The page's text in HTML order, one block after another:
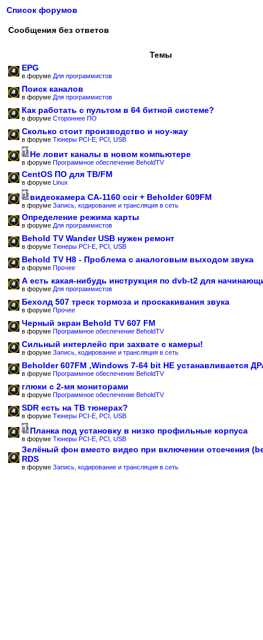
Список форумов
Сообщения без ответов
Темы
EPG
в форуме Для программистов
Поиск каналов
в форуме Для программистов
Как работать с пультом в 64 битной системе?
в форуме Стороннее ПО
Сколько стоит производство и ноу-жау
в форуме Тюнеры PCI-E, PCI, USB
Не ловит каналы в новом компьютере
в форуме Программное обеспечение BeholdTV
CentOS ПО для ТВ/FM
в форуме Linux
видеокамера CA-1160 ccir + Beholder 609FM
в форуме Запись, кодирование и трансляция в сеть
Определение режима карты
в форуме Для программистов
Behold TV Wander USB нужен ремонт
в форуме Тюнеры PCI-E, PCI, USB
Behold TV H8 - Проблема с аналоговым выходом звука
в форуме Прочее
А есть какая-нибудь инструкция по dvb-t2 для
в форуме Для программистов
Бехолд 507 треск тормоза и проскакивания звука
в форуме Прочее
Черный экран Behold TV 607 FM
в форуме Программное обеспечение BeholdTV
Сильный интерлейс при захвате с камеры!
в форуме Запись, кодирование и трансляция в сеть
Beholder 607FM ,Windows 7-64 bit НЕ устанавливается
в форуме Программное обеспечение BeholdTV
глюки с 2-мя мониторами
в форуме Программное обеспечение BeholdTV
SDR есть на ТВ тюнерах?
в форуме Тюнеры PCI-E, PCI, USB
Планка под установку в низко профильные корпуса
в форуме Тюнеры PCI-E, PCI, USB
Зелёный фон вместо видео при включении отсечения
RDS
в форуме Запись, кодирование и трансляция в сеть